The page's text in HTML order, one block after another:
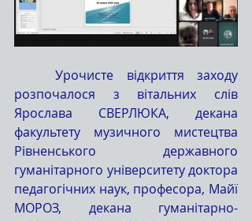
	Урочисте відкриття заходу
розпочалося з вітальних слів
Ярослава СВЕРЛЮКА, декана
факультету музичного мистецтва
Рівненського державного
гуманітарного університету доктора
педагогічних наук, професора, Майї
МОРОЗ, декана гуманітарно-